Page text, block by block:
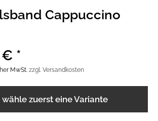
Cappuccino
*
MwSt. zzgl. Versandkosten
wähle zuerst eine Variante